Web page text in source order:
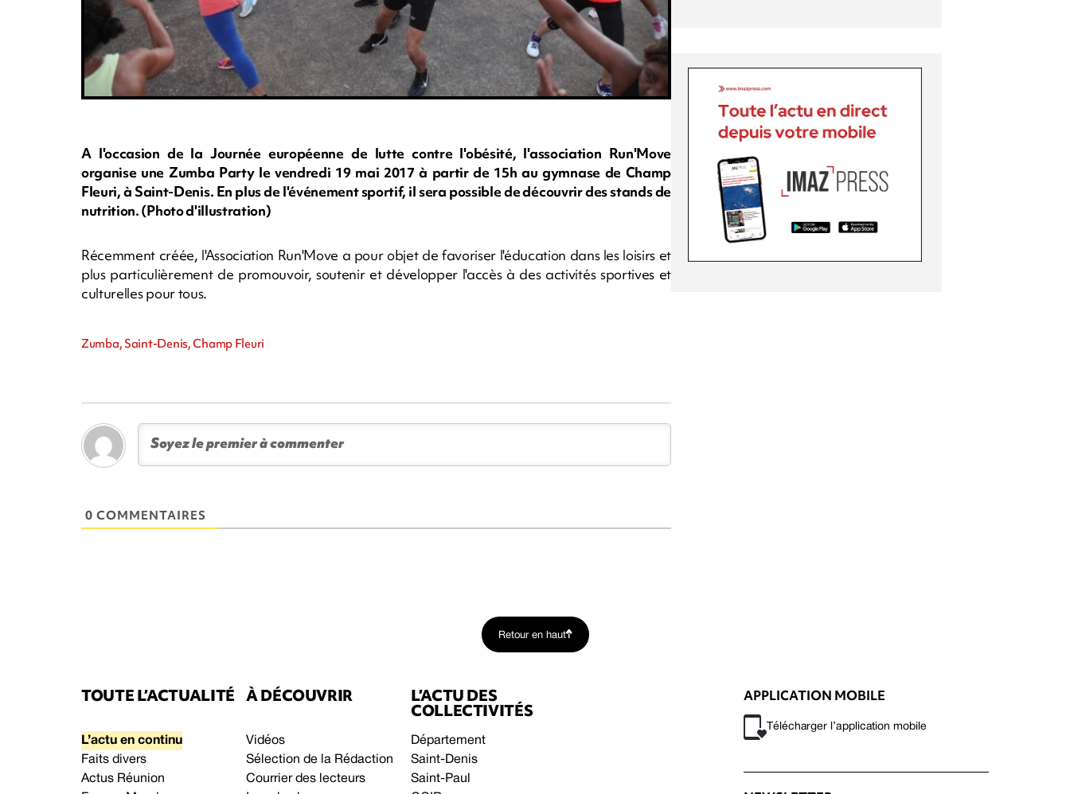
A l'occasion de la Journée européenne de lutte contre l'obésité, l'association Run'Move
organise une Zumba Party le vendredi 19 mai 2017 à partir de 15h au gymnase de Champ
Fleuri, à Saint-Denis. En plus de l'événement sportif, il sera possible de découvrir des stands de
nutrition. (Photo d'illustration)
Récemment créée, l'Association Run'Move a pour objet de favoriser l'éducation dans les loisirs et
plus particulièrement de promouvoir, soutenir et développer l'accès à des activités sportives et
culturelles pour tous.
Zumba, Saint-Denis, Champ Fleuri
0 COMMENTAIRES
Retour en haut
TOUTE L’ACTUALITÉ
L’actu en continu
Faits divers
Actus Réunion
À DÉCOUVRIR
Vidéos
Sélection de la Rédaction
Courrier des lecteurs
L’ACTU DES
COLLECTIVITÉS
Département
Saint-Denis
Saint-Paul
APPLICATION MOBILE
Télécharger l’application mobile